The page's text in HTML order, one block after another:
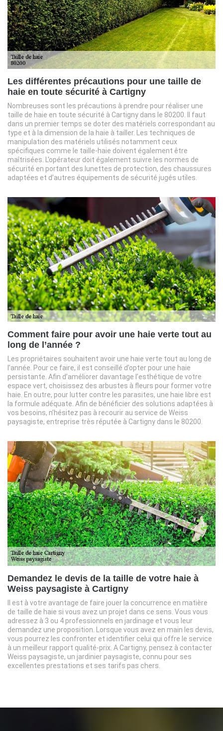
Les différentes précautions pour une taille de
haie en toute sécurité à Cartigny
Nombreuses sont les précautions à prendre pour réaliser une
taille de haie en toute sécurité à Cartigny dans le 80200. Il faut
dans un premier temps se doter des matériels correspondant au
type et à la dimension de la haie à tailler. Les techniques de
manipulation des matériels utilisés notamment ceux
spécifiques comme le taille-haie doivent également être
maîtrisées. L’opérateur doit également suivre les normes de
sécurité en portant des lunettes de protection, des chaussures
adaptées et d’autres équipements de sécurité jugés utiles.
Comment faire pour avoir une haie verte tout au
long de l’année ?
Les propriétaires souhaitent avoir une haie verte tout au long de
l’année. Pour ce faire, il est conseillé d’opter pour une haie
persistante. Afin d’améliorer davantage l’esthétique de votre
espace vert, choisissez des arbustes à fleurs pour former votre
haie. En outre, pour lutter contre les parasites, une haie libre est
la formule adéquate. Afin de bénéficier des solutions adaptées à
vos besoins, n’hésitez pas à recourir au service de Weiss
paysagiste, entreprise très réputée à Cartigny dans le 80200.
Demandez le devis de la taille de votre haie à
Weiss paysagiste à Cartigny
Il est à votre avantage de faire jouer la concurrence en matière
de taille de haie si vous avez un projet dans ce sens. Vous vous
adressez à 3 ou 4 professionnels en jardinage et vous leur
demandez une proposition. Lorsque vous avez en main les devis,
vous pourrez les confronter et identifier celui qui offre le service
à un meilleur rapport qualité-prix. A Cartigny, pensez à contacter
Weiss paysagiste, un jardinier paysagiste, connu pour ses
excellentes prestations et ses tarifs pas chers.